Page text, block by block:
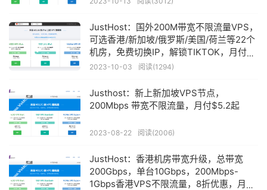
JustHost：国外200M带宽不限流量VPS，
可选香港/新加坡/俄罗斯/美国/荷兰等22个
机房，免费切换IP，解锁TIKTOK，月付
¥11.66起
2023-10-03 阅读(1294)
Justhost：新上新加坡VPS节点，
200Mbps 带宽不限流量，月付$5.2起
2023-08-22 阅读(2006)
JustHost：香港机房带宽升级，总带宽
200Gbps，单台10Gbps，200Mbps-
1Gbps香港VPS不限流量，8折优惠，月付